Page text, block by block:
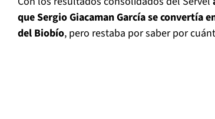
que Sergio Giacaman García se convertía
del Biobío, pero restaba por saber por